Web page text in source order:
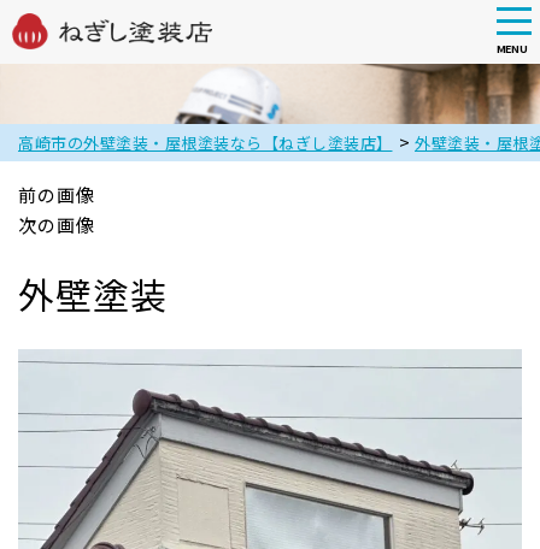
main
content
MENU
高崎市の外壁塗装・屋根塗装なら【ねぎし塗装店】 > 外壁塗装・屋根
前の画像
次の画像
外壁塗装